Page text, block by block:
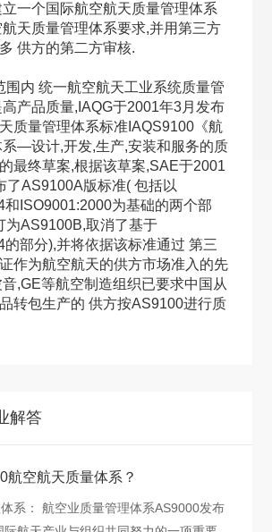
一个国际航空航天质量管理体系
天质量管理体系要求,并用第三方
供方的第二方审核.
围内 统一航空航天工业系统质量管
产品质量,IAQG于2001年3月发布
质量管理体系标准IAQS9100《航
系—设计,开发,生产,安装和服务的质
最终草案,根据该草案,SAE于2001
了AS9100A版标准( 包括以
和ISO9001:2000为基础的两个部
为AS9100B,取消了基于
的部分),并将依据该标准通过 第三
作为航空航天的供方市场准入的先
,GE等航空制造组织已要求中国从
转包生产的 供方按AS9100进行质
解答
航空航天质量体系？
系： 航空业质量管理体系AS9000发布